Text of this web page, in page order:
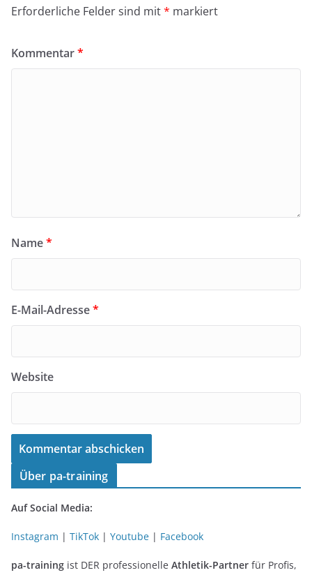
Erforderliche Felder sind mit* markiert
Kommentar*
Name*
E-Mail-Adresse*
Website
Über pa-training
Auf Social Media:
Instagram | TikTok | Youtube | Facebook
pa-training ist DER professionelle Athletik-Partner für Profis,